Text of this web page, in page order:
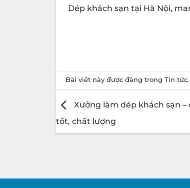
Dép khách sạn tại Hà Nội,
Bài viết này được đăng trongTin tức
Xưởng làm dép khách sạn –
tốt, chất lượng